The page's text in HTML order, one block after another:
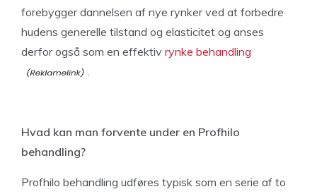
forebygger dannelsen af nye rynker ved at forbedre
hudens generelle tilstand og elasticitet og anses
derfor også som en effektiv rynke behandling
.
Hvad kan man forvente under en Profhilo
behandling?
Profhilo behandling udføres typisk som en serie af to